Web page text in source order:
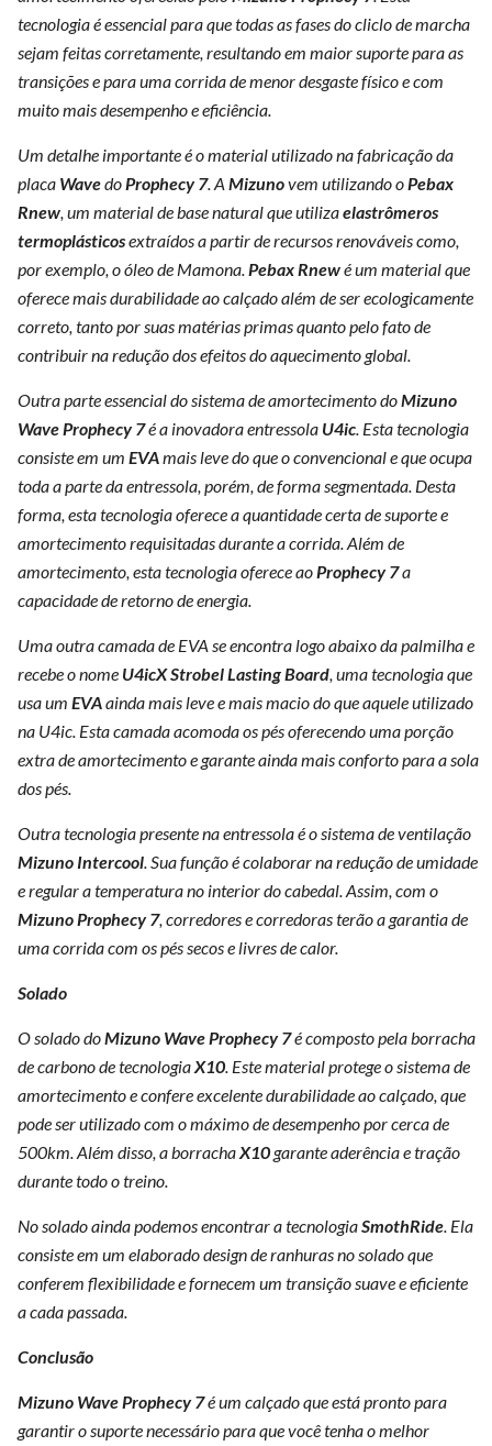
tecnologia é essencial para que todas as fases do cliclo de marcha
sejam feitas corretamente, resultando em maior suporte para as
transições e para uma corrida de menor desgaste físico e com
muito mais desempenho e eficiência.
Um detalhe importante é o material utilizado na fabricação da
placa WavedoProphecy 7. A Mizunovem utilizando oPebax
Rnew, um material de base natural que utilizaelastrômeros
termoplásticosextraídos a partir de recursos renováveis como,
por exemplo, o óleo de Mamona.PebaxRnewé um material que
oferece mais durabilidade ao calçado além de ser ecologicamente
correto, tanto por suas matérias primas quanto pelo fato de
contribuir na redução dos efeitos do aquecimento global.
Outra parte essencial do sistema de amortecimento doMizuno
Wave Prophecy 7é a inovadora entressola U4ic. Esta tecnologia
consiste em um EVAmais leve do que o convencional e que ocupa
toda a parte da entressola, porém, de forma segmentada. Desta
forma, esta tecnologia oferece a quantidade certa de suporte e
amortecimento requisitadas durante a corrida. Além de
amortecimento, esta tecnologia oferece aoProphecy 7a
capacidade de retorno de energia.
Uma outra camada de EVA se encontra logo abaixo da palmilha e
recebe o nome U4icX Strobel Lasting Board, uma tecnologia que
usa um EVAainda mais leve e mais macio do que aquele utilizado
na U4ic. Esta camada acomoda os pés oferecendo uma porção
extra de amortecimento e garante ainda mais conforto para a sola
dos pés.
Outra tecnologia presente na entressola é o sistema de ventilação
Mizuno Intercool. Sua função é colaborar na redução de umidade
e regular a temperatura no interior do cabedal. Assim, com o
Mizuno Prophecy 7, corredores e corredoras terão a garantia de
uma corrida com os pés secos e livres de calor.
Solado
O solado doMizuno Wave Prophecy 7é composto pela borracha
de carbono de tecnologiaX10. Este material protege o sistema de
amortecimento e confere excelente durabilidade ao calçado, que
pode ser utilizado com o máximo de desempenho por cerca de
500km. Além disso, a borrachaX10garante aderência e tração
durante todo o treino.
No solado ainda podemos encontrar a tecnologiaSmothRide. Ela
consiste em um elaborado design de ranhuras no solado que
conferem flexibilidade e fornecem um transição suave e eficiente
a cada passada.
Conclusão
Mizuno Wave Prophecy 7é um calçado que está pronto para
garantir o suporte necessário para que você tenha o melhor